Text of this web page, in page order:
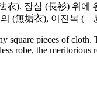
). 장삼 (長衫) 위
(無垢衣), 이진복 (
pieces of
robe, the meritorious